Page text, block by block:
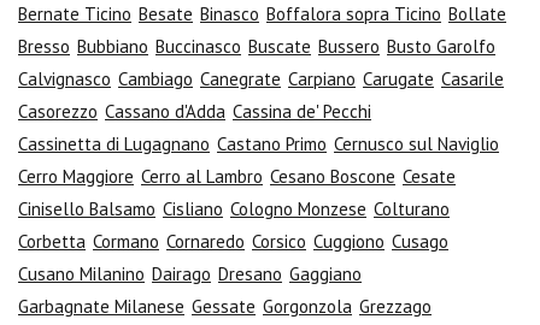
Bernate Ticino Besate Binasco Boffalora sopra Ticino Bollate
Bresso Bubbiano Buccinasco Buscate Bussero Busto Garolfo
Calvignasco Cambiago Canegrate Carpiano Carugate Casarile
Casorezzo Cassano d'Adda Cassina de' Pecchi
Cassinetta di Lugagnano Castano Primo Cernusco sul Naviglio
Cerro Maggiore Cerro al Lambro Cesano Boscone Cesate
Cinisello Balsamo Cisliano Cologno Monzese Colturano
Corbetta Cormano Cornaredo Corsico Cuggiono Cusago
Cusano Milanino Dairago Dresano Gaggiano
Garbagnate Milanese Gessate Gorgonzola Grezzago